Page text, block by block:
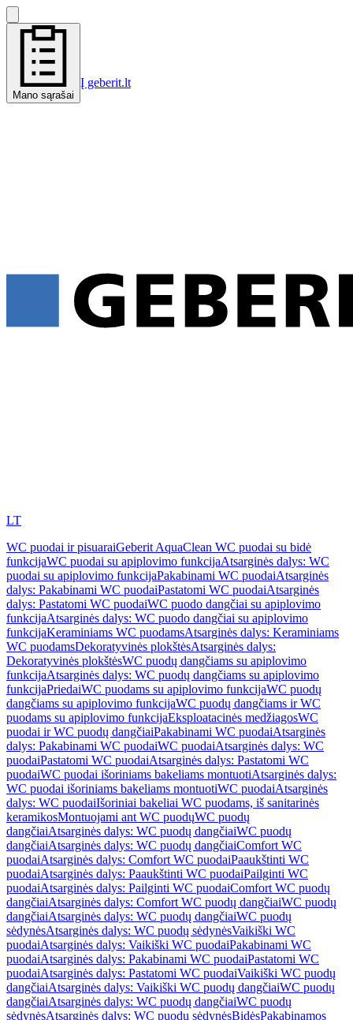
Mano sąrašai
Į geberit.lt
LT
WC puodai ir pisuaraiGeberit AquaClean WC puodai su bidė
funkcijaWC puodai su apiplovimo funkcijaAtsarginės dalys: WC
puodai su apiplovimo funkcijaPakabinami WC puodaiAtsarginės
dalys: Pakabinami WC puodaiPastatomi WC puodaiAtsarginės
dalys: Pastatomi WC puodaiWC puodo dangčiai su apiplovimo
funkcijaAtsarginės dalys: WC puodo dangčiai su apiplovimo
funkcijaKeraminiams WC puodamsAtsarginės dalys: Keraminiams
WC puodamsDekoratyvinės plokštėsAtsarginės dalys:
Dekoratyvinės plokštėsWC puodų dangčiams su apiplovimo
funkcijaAtsarginės dalys: WC puodų dangčiams su apiplovimo
funkcijaPriedaiWC puodams su apiplovimo funkcijaWC puodų
dangčiams su apiplovimo funkcijaWC puodų dangčiams ir WC
puodams su apiplovimo funkcijaEksploatacinės medžiagosWC
puodai ir WC puodų dangčiaiPakabinami WC puodaiAtsarginės
dalys: Pakabinami WC puodaiWC puodaiAtsarginės dalys: WC
puodaiPastatomi WC puodaiAtsarginės dalys: Pastatomi WC
puodaiWC puodai išoriniams bakeliams montuotiAtsarginės dalys:
WC puodai išoriniams bakeliams montuotiWC puodaiAtsarginės
dalys: WC puodaiIšoriniai bakeliai WC puodams, iš sanitarinės
keramikosMontuojami ant WC puodųWC puodų
dangčiaiAtsarginės dalys: WC puodų dangčiaiWC puodų
dangčiaiAtsarginės dalys: WC puodų dangčiaiComfort WC
puodaiAtsarginės dalys: Comfort WC puodaiPaaukštinti WC
puodaiAtsarginės dalys: Paaukštinti WC puodaiPailginti WC
puodaiAtsarginės dalys: Pailginti WC puodaiComfort WC puodų
dangčiaiAtsarginės dalys: Comfort WC puodų dangčiaiWC puodų
dangčiaiAtsarginės dalys: WC puodų dangčiaiWC puodų
sėdynėsAtsarginės dalys: WC puodų sėdynėsVaikiški WC
puodaiAtsarginės dalys: Vaikiški WC puodaiPakabinami WC
puodaiAtsarginės dalys: Pakabinami WC puodaiPastatomi WC
puodaiAtsarginės dalys: Pastatomi WC puodaiVaikiški WC puodų
dangčiaiAtsarginės dalys: Vaikiški WC puodų dangčiaiWC puodų
dangčiaiAtsarginės dalys: WC puodų dangčiaiWC puodų
sėdynėsAtsarginės dalys: WC puodų sėdynėsBidėsPakabinamos